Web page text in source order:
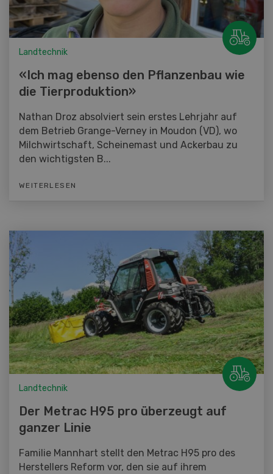
Landtechnik
«Ich mag ebenso den Pflanzenbau wie
die Tierproduktion»
Nathan Droz absolviert sein erstes Lehrjahr auf
dem Betrieb Grange-Verney in Moudon (VD), wo
Milchwirtschaft, Scheinemast und Ackerbau zu
den wichtigsten B...
WEITERLESEN
Landtechnik
Der Metrac H95 pro überzeugt auf
ganzer Linie
Familie Mannhart stellt den Metrac H95 pro des
Herstellers Reform vor, den sie auf ihrem